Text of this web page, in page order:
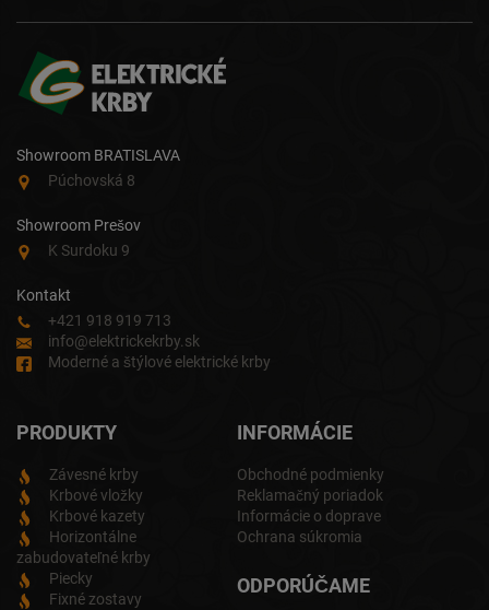
Showroom BRATISLAVA
Púchovská 8
Showroom Prešov
K Surdoku 9
Kontakt
+421 918 919 713
info@elektrickekrby.sk
Moderné a štýlové elektrické krby
PRODUKTY
Závesné krby
Krbové vložky
Krbové kazety
Horizontálne
zabudovateľné krby
Piecky
Fixné zostavy
INFORMÁCIE
Obchodné podmienky
Reklamačný poriadok
Informácie o doprave
Ochrana súkromia
ODPORÚČAME